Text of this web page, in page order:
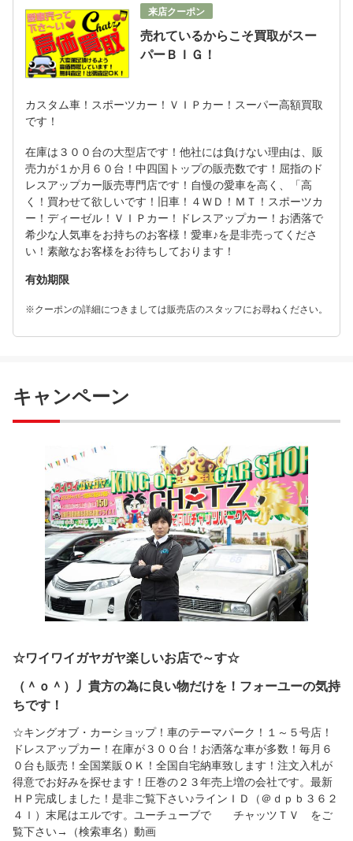
来店クーポン
売れているからこそ買取がスー
パーＢＩＧ！
カスタム車！スポーツカー！ＶＩＰカー！スーパー高額買取
です！
在庫は３００台の大型店です！他社には負けない理由は、販
売力が１か月６０台！中四国トップの販売数です！屈指のド
レスアップカー販売専門店です！自慢の愛車を高く、「高
く！買わせて欲しいです！旧車！４ＷＤ！ＭＴ！スポーツカ
ー！ディーゼル！ＶＩＰカー！ドレスアップカー！お洒落で
希少な人気車をお持ちのお客様！愛車♪を是非売ってくださ
い！素敵なお客様をお待ちしております！
有効期限
※クーポンの詳細につきましては販売店のスタッフにお尋ねください。
キャンペーン
☆ワイワイガヤガヤ楽しいお店で～す☆
（＾ｏ＾）丿貴方の為に良い物だけを！フォーユーの気持
ちです！
☆キングオブ・カーショップ！車のテーマパーク！１～５号店！
ドレスアップカー！在庫が３００台！お洒落な車が多数！毎月６
０台も販売！全国業販ＯＫ！全国自宅納車致します！注文入札が
得意でお好みを探せます！圧巻の２３年売上増の会社です。最新
ＨＰ完成しました！是非ご覧下さい♪ラインＩＤ（＠ｄｐｂ３６２
４ｌ）末尾はエルです。ユーチューブで チャッツＴＶ をご
覧下さい→（検索車名）動画